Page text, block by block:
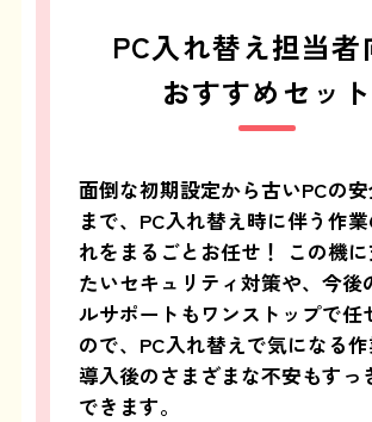
PC入れ替え担当者
おすすめセット
面倒な初期設定から古いPCの
まで、PC入れ替え時に伴う作
れをまるごとお任せ！ この機
たいセキュリティ対策や、今後
ルサポートもワンストップで任
ので、PC入れ替えで気になる
導入後のさまざまな不安もすっ
できます。